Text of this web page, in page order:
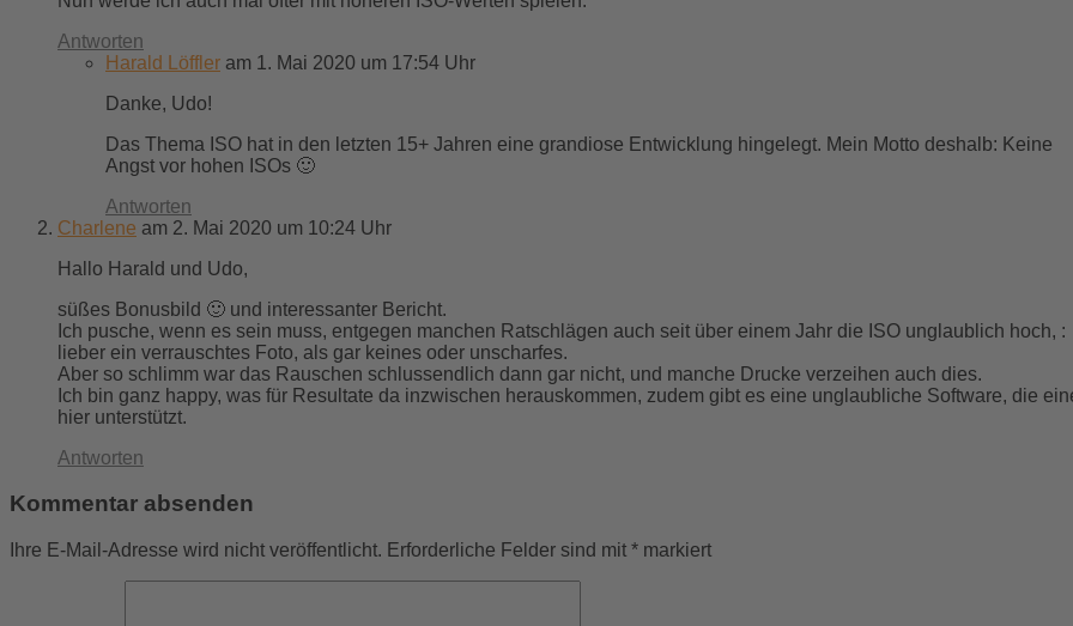
Antworten
Harald Löffler am 1. Mai 2020 um 17:54 Uhr
Danke, Udo!
Das Thema ISO hat in den letzten 15+ Jahren eine grandiose Entwicklung hingelegt. Mein Motto deshalb: Keine
Angst vor hohen ISOs 🙂
Antworten
Charlene am 2. Mai 2020 um 10:24 Uhr
Hallo Harald und Udo,
süßes Bonusbild 🙂 und interessanter Bericht.
Ich pusche, wenn es sein muss, entgegen manchen Ratschlägen auch seit über einem Jahr die ISO unglaublich hoch, :
lieber ein verrauschtes Foto, als gar keines oder unscharfes.
Aber so schlimm war das Rauschen schlussendlich dann gar nicht, und manche Drucke verzeihen auch dies.
Ich bin ganz happy, was für Resultate da inzwischen herauskommen, zudem gibt es eine unglaubliche Software, die
hier unterstützt.
Antworten
Kommentar absenden
Ihre E-Mail-Adresse wird nicht veröffentlicht. Erforderliche Felder sind mit * markiert